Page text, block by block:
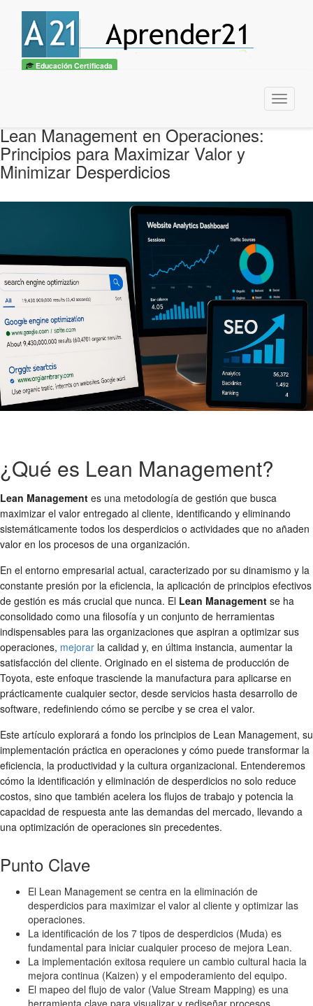
Educación Certificada
Menu
Lean Management en Operaciones:
Principios para Maximizar Valor y
Minimizar Desperdicios
¿Qué es Lean Management?
Lean Management es una metodología de gestión que busca
maximizar el valor entregado al cliente, identificando y eliminando
sistemáticamente todos los desperdicios o actividades que no añaden
valor en los procesos de una organización.
En el entorno empresarial actual, caracterizado por su dinamismo y la
constante presión por la eficiencia, la aplicación de principios efectivos
de gestión es más crucial que nunca. El Lean Management se ha
consolidado como una filosofía y un conjunto de herramientas
indispensables para las organizaciones que aspiran a optimizar sus
operaciones, mejorar la calidad y, en última instancia, aumentar la
satisfacción del cliente. Originado en el sistema de producción de
Toyota, este enfoque trasciende la manufactura para aplicarse en
prácticamente cualquier sector, desde servicios hasta desarrollo de
software, redefiniendo cómo se percibe y se crea el valor.
Este artículo explorará a fondo los principios de Lean Management, su
implementación práctica en operaciones y cómo puede transformar la
eficiencia, la productividad y la cultura organizacional. Entenderemos
cómo la identificación y eliminación de desperdicios no solo reduce
costos, sino que también acelera los flujos de trabajo y potencia la
capacidad de respuesta ante las demandas del mercado, llevando a
una optimización de operaciones sin precedentes.
Punto Clave
El Lean Management se centra en la eliminación de
desperdicios para maximizar el valor al cliente y optimizar las
operaciones.
La identificación de los 7 tipos de desperdicios (Muda) es
fundamental para iniciar cualquier proceso de mejora Lean.
La implementación exitosa requiere un cambio cultural hacia la
mejora continua (Kaizen) y el empoderamiento del equipo.
El mapeo del flujo de valor (Value Stream Mapping) es una
herramienta clave para visualizar y rediseñar procesos.